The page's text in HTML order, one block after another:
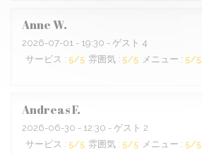
AnneW
2026-07-01 - 19:30 - ゲスト 4
サービス : 5/5 雰囲気 : 5/5 メニュー : 5/5
AndreasF
2026-06-30 - 12:30 - ゲスト 2
サービス : 5/5 雰囲気 : 5/5 メニュー : 5/5